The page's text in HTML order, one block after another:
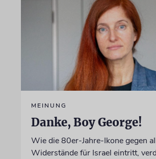
MEINUNG
Danke, Boy George!
Wie die 80er-Jahre-Ikone gegen
Widerstände für Israel eintritt,